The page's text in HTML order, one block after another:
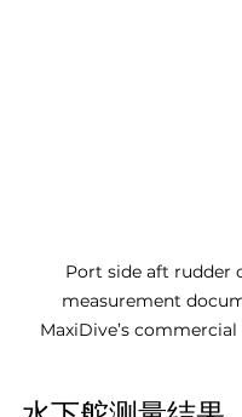
Port side aft rudder
measurement
MaxiDive’s